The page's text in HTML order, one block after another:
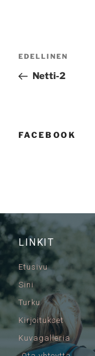
EDELLINEN
Netti-2
FACEBOOK
LINKIT
Etusivu
Sini
Turku
Kirjoitukset
Kuvagalleria